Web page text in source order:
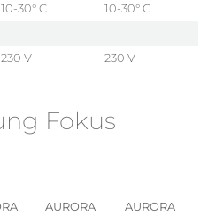
10-30° C 10-30° C
230 V 230 V
Fokus
AURORA
AURORA